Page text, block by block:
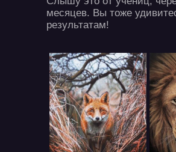
месяцев. Вы тоже
результатам!